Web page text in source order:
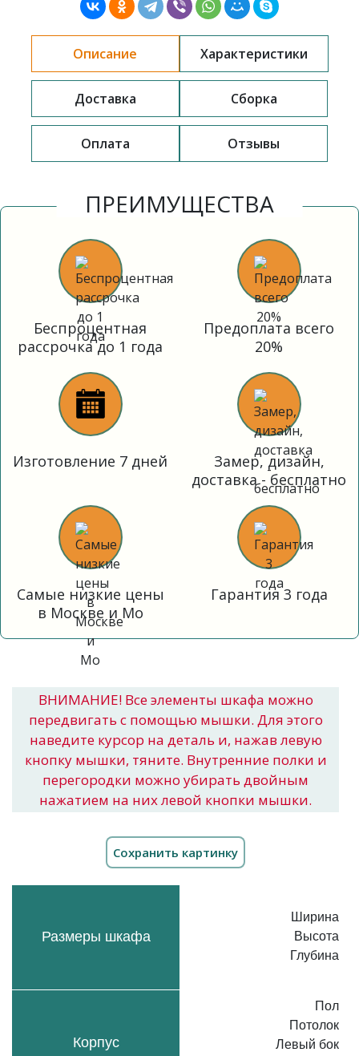
Описание Характеристики
Доставка Сборка
Оплата Отзывы
ПРЕИМУЩЕСТВА
Беспроцентная
рассрочка до 1 года
Предоплата всего
20%
Изготовление 7 дней
Замер, дизайн,
доставка - бесплатно
Самые низкие цены
в Москве и Мо
Гарантия 3 года
ВНИМАНИЕ! Все элементы шкафа можно
передвигать с помощью мышки. Для этого
наведите курсор на деталь и, нажав левую
кнопку мышки, тяните. Внутренние полки и
перегородки можно убирать двойным
нажатием на них левой кнопки мышки.
Размеры шкафа
Корпус
Ширина
Высота
Глубина
Пол
Потолок
Левый бок